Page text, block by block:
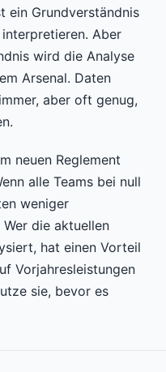
ein Grundverständnis
Aber
wird die Analyse
Arsenal. Daten
aber oft genug,
neuen Reglement
alle Teams bei null
weniger
die aktuellen
hat einen Vorteil
Vorjahresleistungen
sie, bevor es